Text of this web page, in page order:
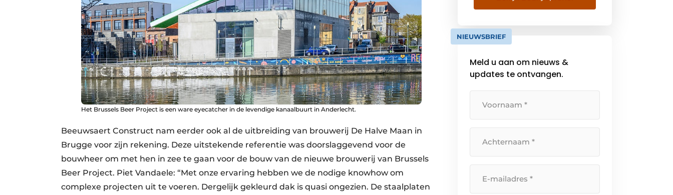
Het Brussels Beer Project is een ware eyecatcher in de levendige kanaalbuurt in Anderlecht.
Beeuwsaert Construct nam eerder ook al de uitbreiding van brouwerij De Halve Maan in
Brugge voor zijn rekening. Deze uitstekende referentie was doorslaggevend voor de
bouwheer om met hen in zee te gaan voor de bouw van de nieuwe brouwerij van Brussels
Beer Project. Piet Vandaele: “Met onze ervaring hebben we de nodige knowhow om
complexe projecten uit te voeren. Dergelijk gekleurd dak is quasi ongezien. De staalplaten
allebei jaren ervaring in de bouw
gebouwen. Vandaag staan ze aan
het hoofd van een bedrijf dat
per jaar realiseert. Denk aan […]
NIEUWSBRIEF
Meld u aan om nieuws &
updates te ontvangen.